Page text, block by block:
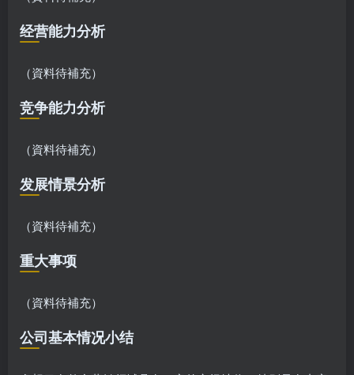
经营能力分析
（資料待補充）
竞争能力分析
（資料待補充）
发展情景分析
（資料待補充）
重大事项
（資料待補充）
公司基本情况小结